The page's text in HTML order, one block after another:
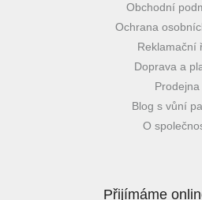
Obchodní
Ochrana
Reklamační
Doprava a
Prodejna
Blog s vůní
O
Přijímáme